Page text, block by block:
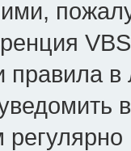
правила